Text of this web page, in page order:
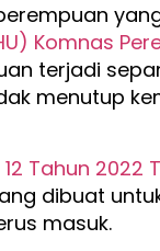
Komnas
terjadi
menutup
Tahun 2022
dibuat
masuk.